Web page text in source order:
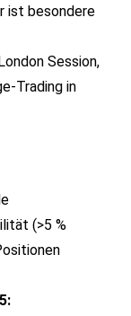
ist besondere
Session,
in
(>5 %